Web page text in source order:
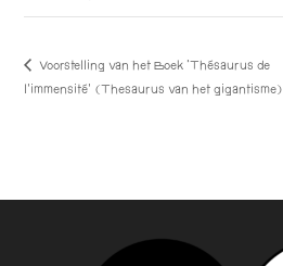
Voorstelling van het Boek ‘Thésaurus de
l’immensité’ (Thesaurus van het gigantisme)